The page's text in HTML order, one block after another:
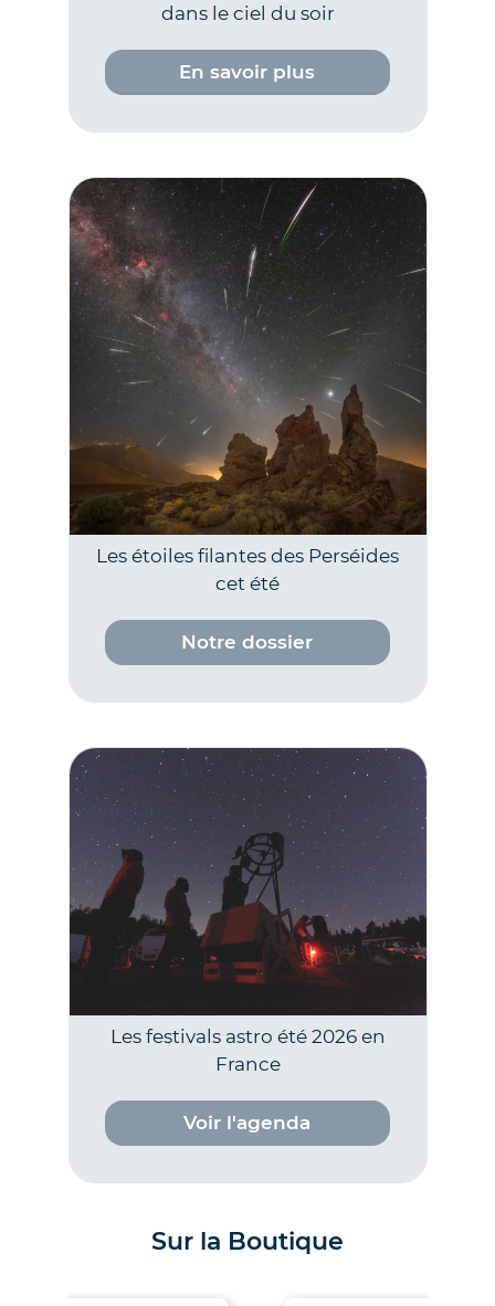
dans le ciel du soir
En savoir plus
Les étoiles filantes des Perséides
cet été
Notre dossier
Les festivals astro été 2026 en
France
Voir l'agenda
Sur la Boutique